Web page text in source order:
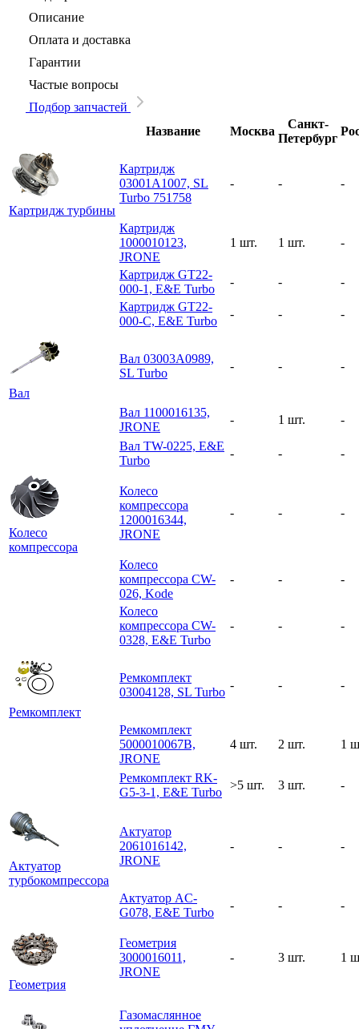
Описание
Оплата и доставка
Гарантии
Частые вопросы
Подбор запчастей
Название
Москва
Санкт-
Петербург
Картридж турбины
Картридж
03001A1007, SL
Turbo 751758
- - -
Картридж
1000010123,
JRONE
1 шт. 1 шт. -
Картридж GT22-
000-1, E&E Turbo
- -
-
Картридж GT22-
000-C, E&E Turbo
- - -
Вал
Вал 03003A0989,
SL Turbo
- - -
Вал 1100016135,
JRONE
- 1 шт.
-
Вал TW-0225, E&E
Turbo
- - -
Колесо
компрессора
Колесо
компрессора
1200016344,
JRONE
- - -
Колесо
компрессора CW-
026, Kode
- - -
Колесо
компрессора CW-
0328, E&E Turbo
- - -
Ремкомплект
Ремкомплект
03004128, SL Turbo
- - -
Ремкомплект
5000010067B,
JRONE
4 шт. 2 шт. 1
Ремкомплект RK-
G5-3-1, E&E Turbo
>5 шт. 3 шт. -
Актуатор
турбокомпрессора
Актуатор
2061016142,
JRONE
- - -
Актуатор AC-
G078, E&E Turbo
- - -
Геометрия
Геометрия
3000016011,
JRONE
- 3 шт. 1
Газомаслянное